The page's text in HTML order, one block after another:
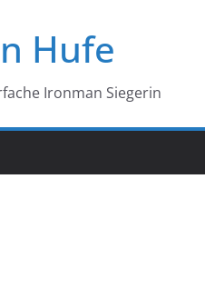
Hufe
Ironman Siegerin